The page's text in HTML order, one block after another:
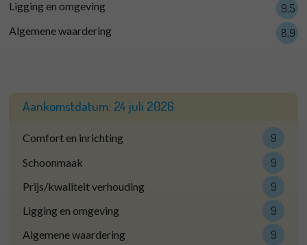
Ligging en omgeving 9,5
Algemene waardering 8,9
Aankomstdatum: 24 juli 2026
Comfort en inrichting 9
Schoonmaak 9
Prijs/kwaliteit verhouding 9
Ligging en omgeving 9
Algemene waardering 9